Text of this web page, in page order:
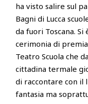
ha visto salire sul
Bagni di Lucca
da fuori Toscana. Si
cerimonia di
Teatro Scuola che
cittadina termale
di raccontare con il
fantasia ma